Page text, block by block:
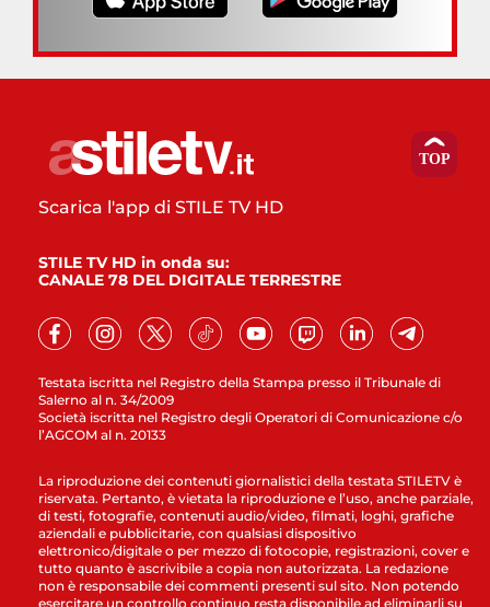
Testata iscritta nel Registro della Stampa presso il Tribunale di
Salerno al n. 34/2009
Società iscritta nel Registro degli Operatori di Comunicazione c/o
l’AGCOM al n. 20133
Scarica l'app di STILE TV HD
STILE TV HD in onda su:
CANALE 78 DEL DIGITALE TERRESTRE
La riproduzione dei contenuti giornalistici della testata STILETV è
riservata. Pertanto, è vietata la riproduzione e l’uso, anche parziale,
di testi, fotografie, contenuti audio/video, filmati, loghi, grafiche
aziendali e pubblicitarie, con qualsiasi dispositivo
elettronico/digitale o per mezzo di fotocopie, registrazioni, cover e
tutto quanto è ascrivibile a copia non autorizzata. La redazione
non è responsabile dei commenti presenti sul sito. Non potendo
esercitare un controllo continuo resta disponibile ad eliminarli su